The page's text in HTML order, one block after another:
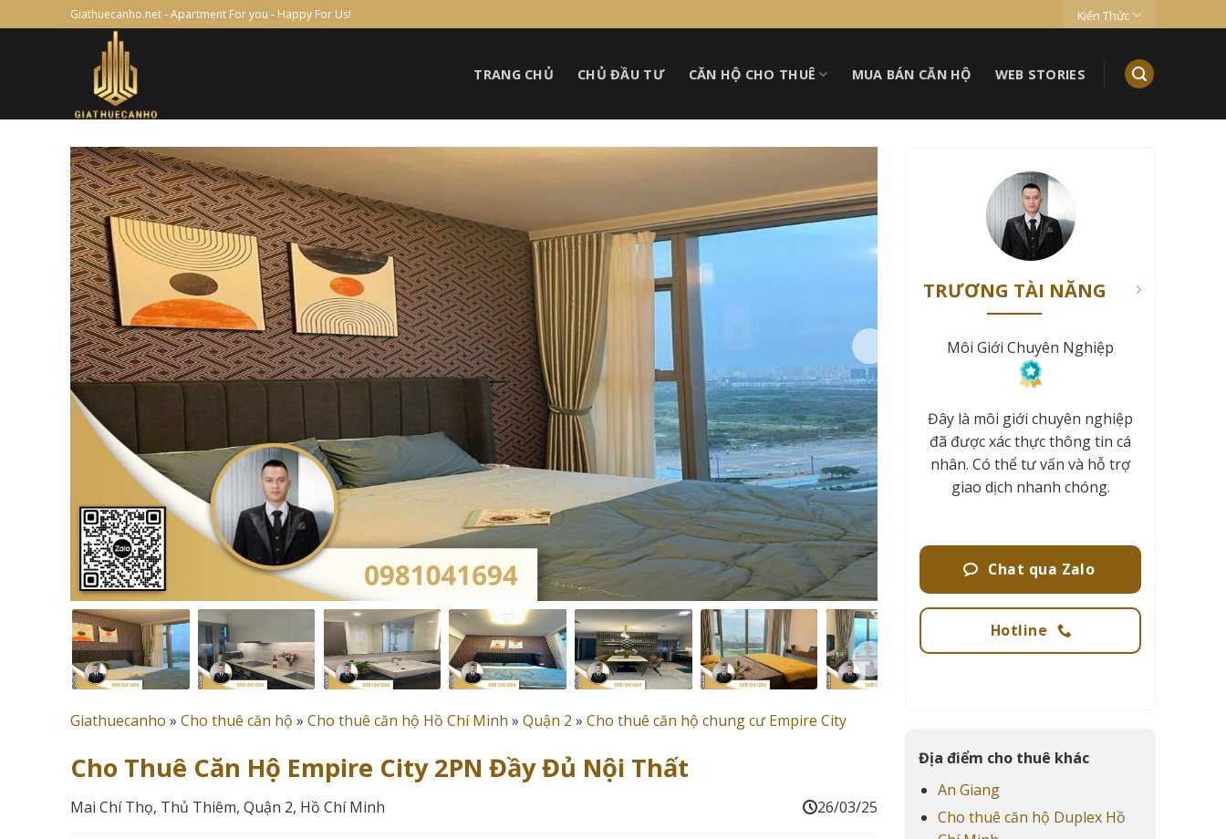
to
Giathuecanho.net - Apartment For you - Happy For Us! Kiến Thức
TRANG CHỦ CHỦ ĐẦU TƯ CĂN HỘ CHO THUÊ MUA BÁN CĂN HỘ WEB STORIES
Giathuecanho » Cho thuê căn hộ » Cho thuê căn hộ Hồ Chí Minh » Quận 2 » Cho thuê căn hộ chung cư Empire City
Cho Thuê Căn Hộ Empire City 2PN Đầy Đủ Nội Thất
Mai Chí Thọ, Thủ Thiêm, Quận 2, Hồ Chí Minh 26/03/25
TRƯƠNG TÀI NĂNG
Môi Giới Chuyên Nghiệp
Đây là môi giới chuyên nghiệp
đã được xác thực thông tin cá
nhân. Có thể tư vấn và hỗ trợ
giao dịch nhanh chóng.
Chat qua Zalo
Hotline
Địa điểm cho thuê khác
An Giang
Cho thuê căn hộ Duplex Hồ